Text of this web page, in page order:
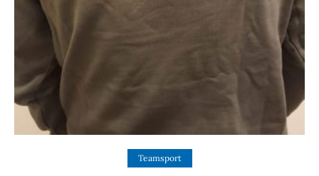
View Product
Teamsport